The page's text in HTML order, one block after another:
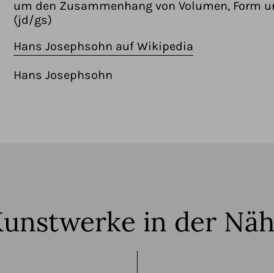
um den Zusammenhang von Volumen, Form
(jd/gs)
Hans Josephsohn auf Wikipedia
Hans Josephsohn
in der